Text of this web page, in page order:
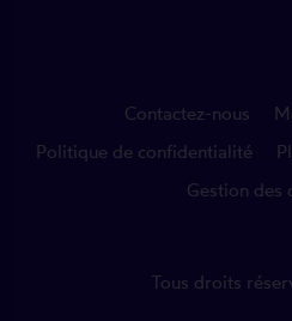
Contactez-nous
Politique de confidentialité
Gestion des
Tous droits